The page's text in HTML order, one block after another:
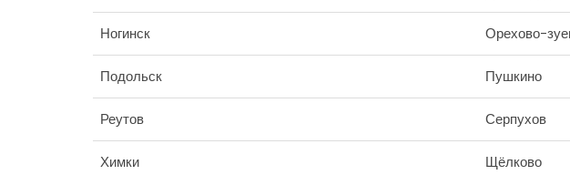
Ногинск Орехово-
Подольск Пушкино
Реутов Серпухов
Химки Щёлково